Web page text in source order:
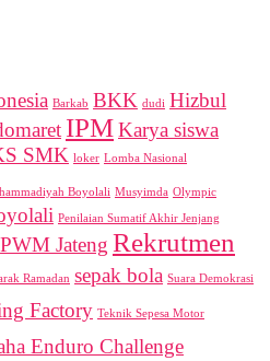
Barkab BKK dudi Hizbul
IPMKarya siswa
SMK loker Lomba Nasional
Boyolali Musyimda Olympic
Penilaian Sumatif Akhir Jenjang
PWM Jateng Rekrutmen
Ramadan sepak bola Suara Demokrasi
Factory Teknik Sepesa Motor
Enduro Challenge